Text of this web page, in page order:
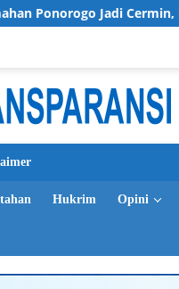
Cermin, Dimyati Soroti
Hukrim Opini